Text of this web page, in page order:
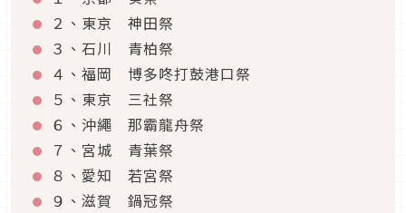
２、東京 神田祭
３、石川 青柏祭
４、福岡 博多咚打鼓港口祭
５、東京 三社祭
６、沖繩 那霸龍舟祭
７、宮城 青葉祭
８、愛知 若宮祭
９、滋賀 鍋冠祭